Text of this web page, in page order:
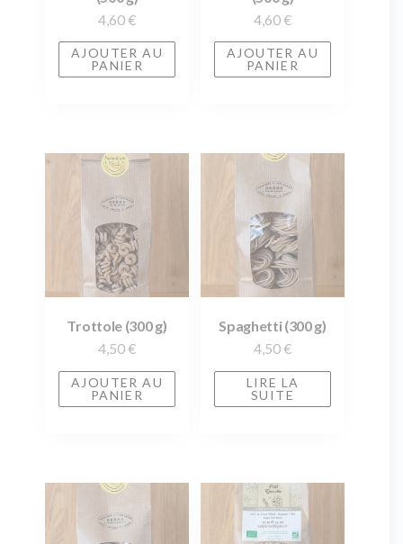
4,60 €
AJOUTER AU
PANIER
4,60 €
AJOUTER AU
PANIER
Trottole (300 g)
4,50 €
AJOUTER AU
PANIER
Spaghetti (300 g)
4,50 €
LIRE LA
SUITE